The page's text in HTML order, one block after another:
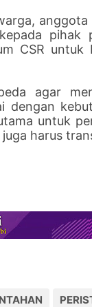
pihak
CSR
agar
dengan
untuk
harus